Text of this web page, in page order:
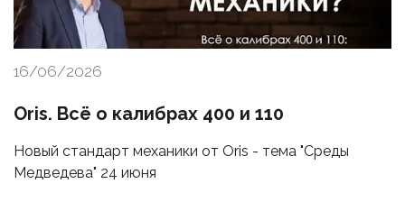
16/06/2026
Oris. Всё о калибрах 400 и 110
Новый стандарт механики от Oris - тема "Среды
Медведева" 24 июня